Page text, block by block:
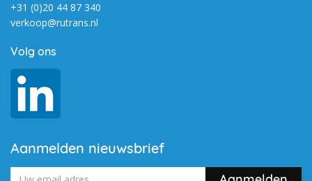
+31 (0)20 44 87 340
verkoop@rutrans.nl
Volg ons
Aanmelden nieuwsbrief